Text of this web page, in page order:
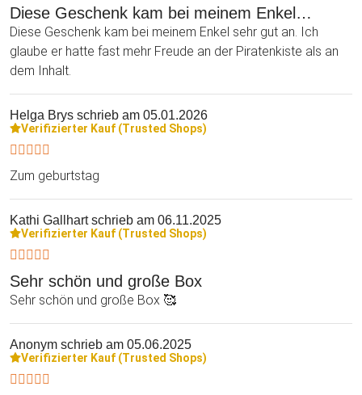
Diese Geschenk kam bei meinem Enkel…
Diese Geschenk kam bei meinem Enkel sehr gut an. Ich
glaube er hatte fast mehr Freude an der Piratenkiste als an
dem Inhalt.
Helga Brys schrieb am 05.01.2026
Verifizierter Kauf (Trusted Shops)
Zum geburtstag
Kathi Gallhartschrieb am 06.11.2025
Verifizierter Kauf (Trusted Shops)
Sehr schön und große Box
Sehr schön und große Box 🥰
Anonym schrieb am 05.06.2025
Verifizierter Kauf (Trusted Shops)